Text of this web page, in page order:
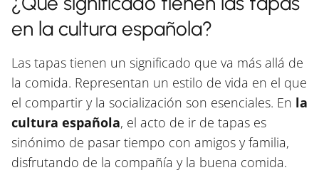
en la cultura española?
Las tapas tienen un significado que va más allá de
la comida. Representan un estilo de vida en el que
el compartir y la socialización son esenciales. En la
cultura española, el acto de ir de tapas es
sinónimo de pasar tiempo con amigos y familia,
disfrutando de la compañía y la buena comida.